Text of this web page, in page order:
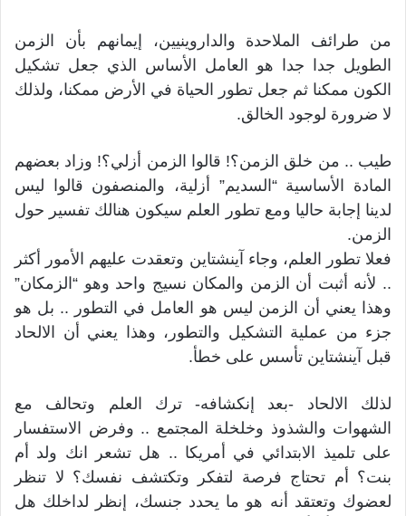
من طرائف الملاحدة والداروينيين، إيمانهم بأن الزمن
الطويل جدا جدا هو العامل الأساس الذي جعل تشكيل
الكون ممكنا ثم جعل تطور الحياة في الأرض ممكنا، ولذلك
لا ضرورة لوجود الخالق.
طيب .. من خلق الزمن؟! قالوا الزمن أزلي؟! وزاد بعضهم
المادة الأساسية “السديم” أزلية، والمنصفون قالوا ليس
لدينا إجابة حاليا ومع تطور العلم سيكون هنالك تفسير حول
الزمن.
فعلا تطور العلم، وجاء آينشتاين وتعقدت عليهم الأمور أكثر
.. لأنه أثبت أن الزمن والمكان نسيج واحد وهو “الزمكان”
وهذا يعني أن الزمن ليس هو العامل في التطور .. بل هو
جزء من عملية التشكيل والتطور، وهذا يعني أن الالحاد
قبل آينشتاين تأسس على خطأ.
لذلك الالحاد -بعد إنكشافه- ترك العلم وتحالف مع
الشهوات والشذوذ وخلخلة المجتمع .. وفرض الاستفسار
على تلميذ الابتدائي في أمريكا .. هل تشعر انك ولد أم
بنت؟ أم تحتاج فرصة لتفكر وتكتشف نفسك؟ لا تنظر
لعضوك وتعتقد أنه هو ما يحدد جنسك، إنظر لداخلك هل